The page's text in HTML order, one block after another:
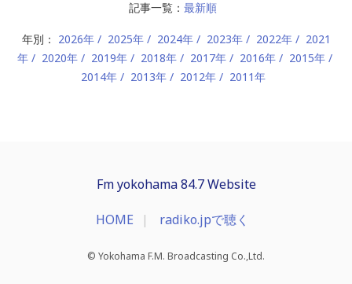
記事一覧： 最新順
年別： 2026年 2025年 2024年 2023年 2022年
2021
年
2020年 2019年 2018年 2017年 2016年
2015年
2014年
2013年 2012年 2011年
Fm yokohama 84.7 Website
HOME radiko.jpで聴く
© Yokohama F.M. Broadcasting Co.,Ltd.